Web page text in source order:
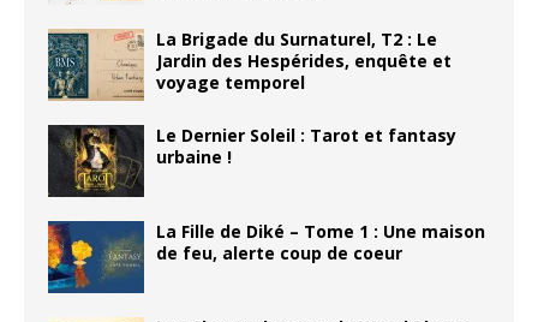
La Brigade du Surnaturel, T2 : Le
Jardin des Hespérides, enquête et
voyage temporel
Le Dernier Soleil : Tarot et fantasy
urbaine !
La Fille de Diké – Tome 1 : Une maison
de feu, alerte coup de coeur